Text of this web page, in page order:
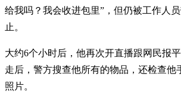
给我吗？我会收进包里”，但仍被工作人
止。
大约6个小时后，他再次开直播跟网民报
走后，警方搜查他所有的物品，还检查他
照片。